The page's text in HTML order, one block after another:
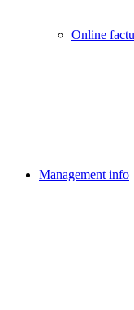
Online
Management info